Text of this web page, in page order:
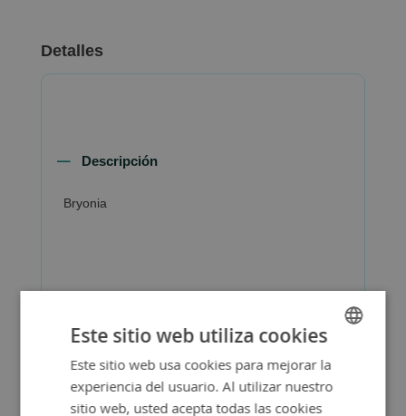
Detalles
Descripción
Bryonia
SPANISH
ENGLISH
Este sitio web utiliza cookies
Este sitio web usa cookies para mejorar la
experiencia del usuario. Al utilizar nuestro
sitio web, usted acepta todas las cookies